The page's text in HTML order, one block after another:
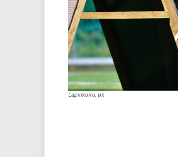
Lapinkoira, pk